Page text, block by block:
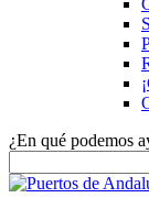
¿En qué podemos